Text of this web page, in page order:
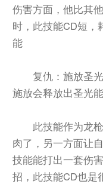
伤害方面，他比其
时，此技能CD短，
能
复仇：施放圣
施放会释放出圣光
此技能作为龙
肉了，另一方面让
技能能打出一套伤
招，此技能CD也是